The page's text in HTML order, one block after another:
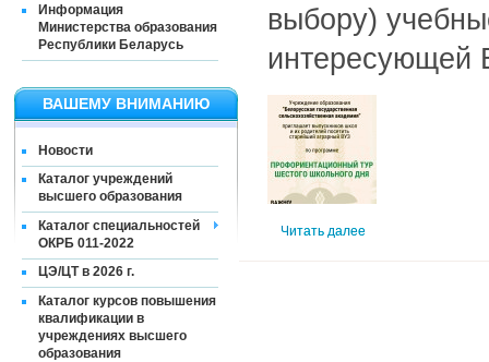
Информация
Министерства образования
Республики Беларусь
ВАШЕМУ ВНИМАНИЮ
Новости
Каталог учреждений
высшего образования
Каталог специальностей
ОКРБ 011-2022
ЦЭ/ЦТ в 2026 г.
Каталог курсов повышения
квалификации в
учреждениях высшего
образования
выбору)
интересующей
Читать далее